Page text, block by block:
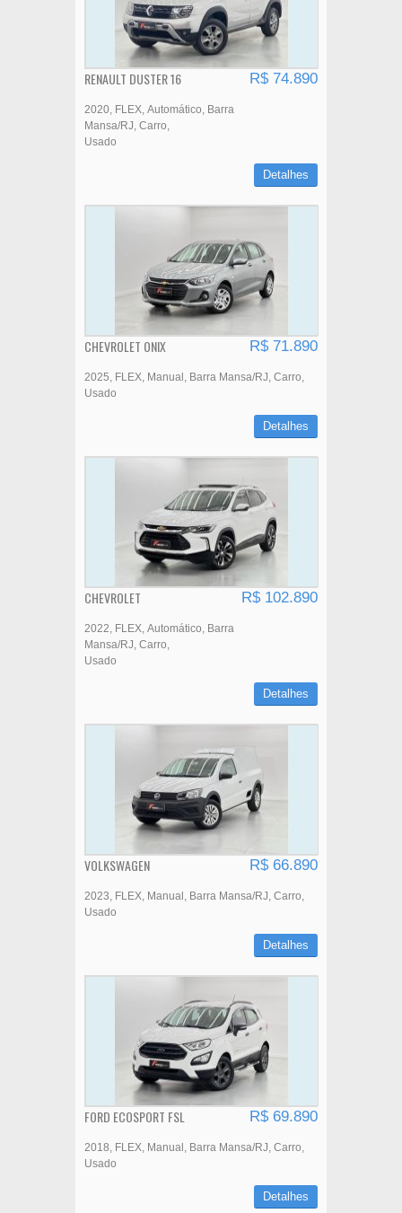
RENAULT DUSTER 16 R$ 74.890
2020 FLEX Automático
Barra
Mansa/RJ Carro
Usado
Detalhes
CHEVROLET ONIX R$ 71.890
2025 FLEX Manual Barra Mansa/RJ Carro
Usado
Detalhes
CHEVROLET R$ 102.890
2022 FLEX Automático
Barra
Mansa/RJ Carro
Usado
Detalhes
VOLKSWAGEN R$ 66.890
2023 FLEX Manual Barra Mansa/RJ Carro
Usado
Detalhes
FORD ECOSPORT FSL R$ 69.890
2018 FLEX Manual Barra Mansa/RJ Carro
Usado
Detalhes